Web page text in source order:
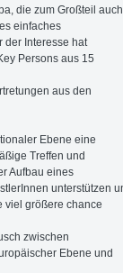
die zum Großteil auch
einfaches
der Interesse hat
Persons aus 15
aus den
Ebene eine
Treffen und
Aufbau eines
unterstützen
viel größere chance
zwischen
Ebene und